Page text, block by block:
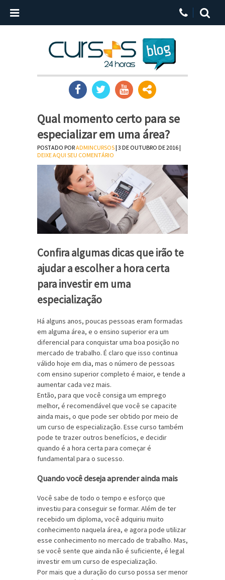
Qual momento certo para se
especializar em uma área?
POSTADO PORADMINCURSOS| 3 DE OUTUBRO DE 2016 |
DEIXE AQUI SEU COMENTÁRIO
Confira algumas dicas que irão te
ajudar a escolher a hora certa
para investir em uma
especialização
Há alguns anos, poucas pessoas eram formadas
em alguma área, e o ensino superior era um
diferencial para conquistar uma boa posição no
mercado de trabalho. É claro que isso continua
válido hoje em dia, mas o número de pessoas
com ensino superior completo é maior, e tende a
aumentar cada vez mais.
Então, para que você consiga um emprego
melhor, é recomendável que você se capacite
ainda mais, o que pode ser obtido por meio de
um curso de especialização. Esse curso também
pode te trazer outros benefícios, e decidir
quando é a hora certa para começar é
fundamental para o sucesso.
Quando você deseja aprender ainda mais
Você sabe de todo o tempo e esforço que
investiu para conseguir se formar. Além de ter
recebido um diploma, você adquiriu muito
conhecimento naquela área, e agora pode utilizar
esse conhecimento no mercado de trabalho. Mas,
se você sente que ainda não é suficiente, é legal
investir em um curso de especialização.
Por mais que a duração do curso possa ser menor